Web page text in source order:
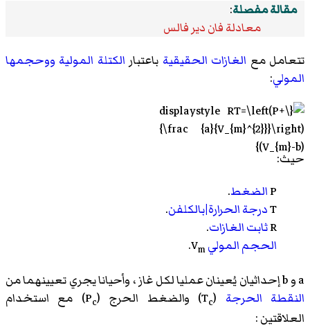
مقالة مفصلة:
معادلة فان دير فالس
تتعامل مع الغازات الحقيقية باعتبار الكتلة المولية ووحجمها
المولي:
حيث:
Pالضغط.
Tدرجة الحرارة|بالكلفن.
Rثابت الغازات.
الحجم الموليm
.
a و b إحداثيان يُعينان عمليا لكل غاز ، وأحيانا يجري تعيينهما من
النقطة الحرجة (T
c
) والضغط الحرج (P
c ) مع استخدام
العلاقتين :